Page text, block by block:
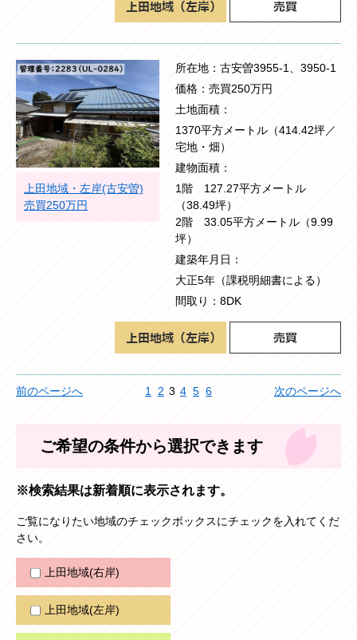
上田地域・左岸(古安曽)
売買250万円
所在地
古安曽3955-1、3950-1
価格
売買250万円
土地面積
1370平方メートル（414.42坪／
宅地・畑）
建物面積
1階 127.27平方メートル
（38.49坪）
2階 33.05平方メートル（9.99
坪）
建築年月日
大正5年（課税明細書による）
間取り
8DK
前のページへ 1 2 3 4 5 6 次のページへ
ご希望の条件から選択できます
※検索結果は新着順に表示されます。
ご覧になりたい地域のチェックボックスにチェックを入れてくだ
さい。
上田地域(右岸)
上田地域(左岸)